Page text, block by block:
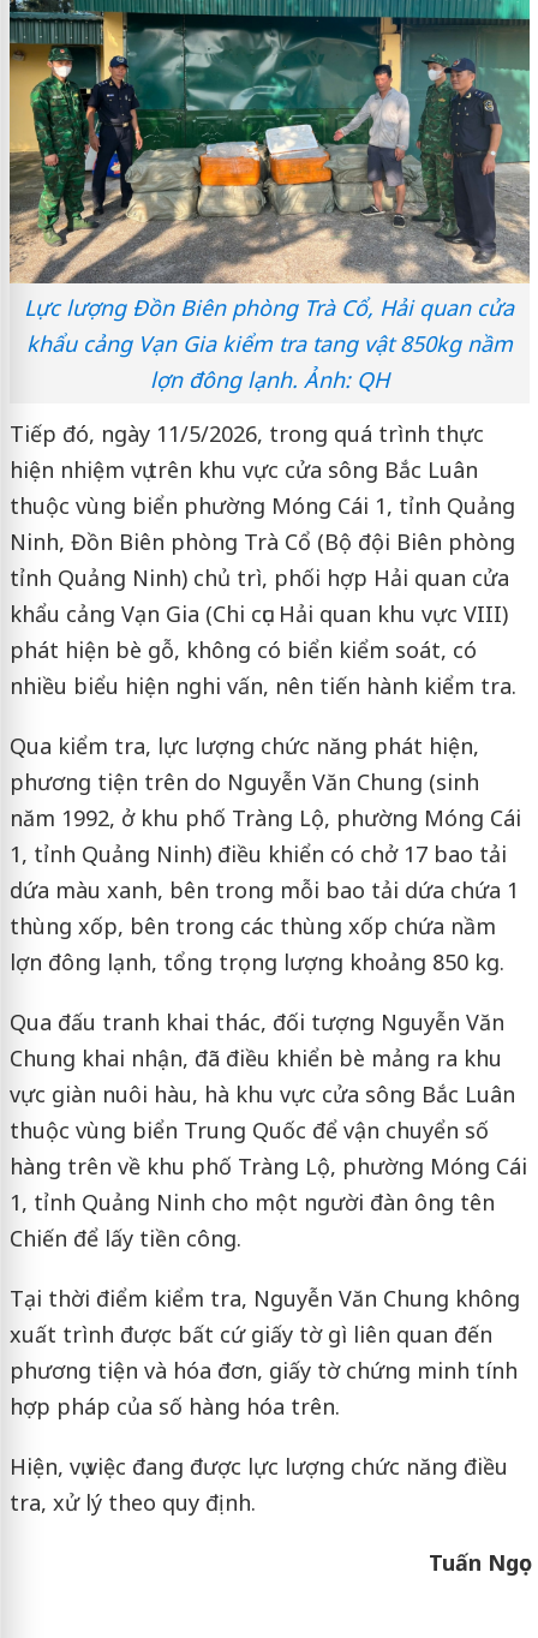
Lực lượng Đồn Biên phòng Trà Cổ, Hải quan cửa
khẩu cảng Vạn Gia kiểm tra tang vật 850kg nầm
lợn đông lạnh. Ảnh: QH
Tiếp đó, ngày 11/5/2026, trong quá trình thực
hiện nhiệm vụ trên khu vực cửa sông Bắc Luân
thuộc vùng biển phường Móng Cái 1, tỉnh Quảng
Ninh, Đồn Biên phòng Trà Cổ (Bộ đội Biên phòng
tỉnh Quảng Ninh) chủ trì, phối hợp Hải quan cửa
khẩu cảng Vạn Gia (Chi cục Hải quan khu vực VIII)
phát hiện bè gỗ, không có biển kiểm soát, có
nhiều biểu hiện nghi vấn, nên tiến hành kiểm tra.
Qua kiểm tra, lực lượng chức năng phát hiện,
phương tiện trên do Nguyễn Văn Chung (sinh
năm 1992, ở khu phố Tràng Lộ, phường Móng Cái
1, tỉnh Quảng Ninh) điều khiển có chở 17 bao tải
dứa màu xanh, bên trong mỗi bao tải dứa chứa 1
thùng xốp, bên trong các thùng xốp chứa nầm
lợn đông lạnh, tổng trọng lượng khoảng 850 kg.
Qua đấu tranh khai thác, đối tượng Nguyễn Văn
Chung khai nhận, đã điều khiển bè mảng ra khu
vực giàn nuôi hàu, hà khu vực cửa sông Bắc Luân
thuộc vùng biển Trung Quốc để vận chuyển số
hàng trên về khu phố Tràng Lộ, phường Móng Cái
1, tỉnh Quảng Ninh cho một người đàn ông tên
Chiến để lấy tiền công.
Tại thời điểm kiểm tra, Nguyễn Văn Chung không
xuất trình được bất cứ giấy tờ gì liên quan đến
phương tiện và hóa đơn, giấy tờ chứng minh tính
hợp pháp của số hàng hóa trên.
Hiện, vụ việc đang được lực lượng chức năng điều
tra, xử lý theo quy định.
Tuấn Ngọc